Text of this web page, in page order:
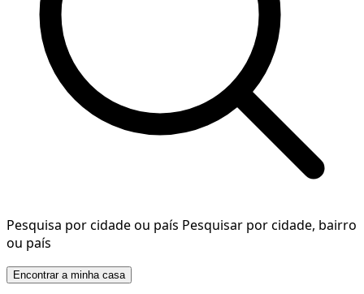
Pesquisa por cidade ou país Pesquisar por cidade, bairro
ou país
Encontrar a minha casa